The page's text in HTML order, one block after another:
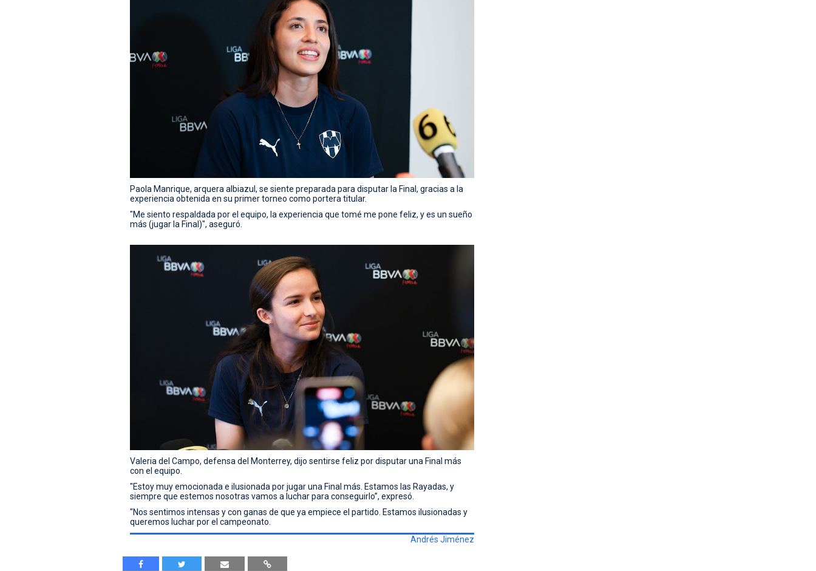
Paola Manrique, arquera albiazul, se siente preparada para disputar la Final, gracias a la
experiencia obtenida en su primer torneo como portera titular.
"Me siento respaldada por el equipo, la experiencia que tomé me pone feliz, y es un sueño
más (jugar la Final)", aseguró.
Valeria del Campo, defensa del Monterrey, dijo sentirse feliz por disputar una Final más
con el equipo.
"Estoy muy emocionada e ilusionada por jugar una Final más. Estamos las Rayadas, y
siempre que estemos nosotras vamos a luchar para conseguirlo”, expresó.
"Nos sentimos intensas y con ganas de que ya empiece el partido. Estamos ilusionadas y
queremos luchar por el campeonato.
Andrés Jiménez